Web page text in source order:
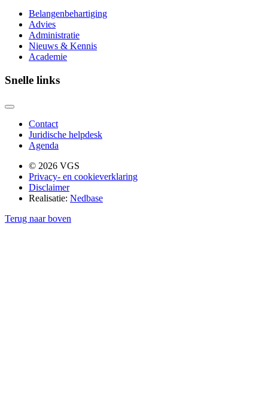
Belangenbehartiging
Advies
Administratie
Nieuws & Kennis
Academie
Snelle links
Contact
Juridische helpdesk
Agenda
© 2026 VGS
Privacy- en cookieverklaring
Disclaimer
Realisatie: Nedbase
Terug naar boven